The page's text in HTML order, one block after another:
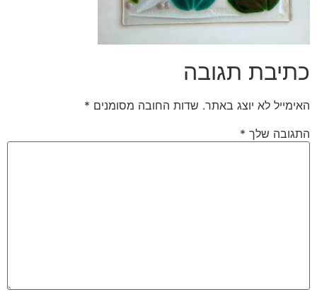
כתיבת תגובה
האימייל לא יוצג באתר. שדות החובה מסומנים *
התגובה שלך *